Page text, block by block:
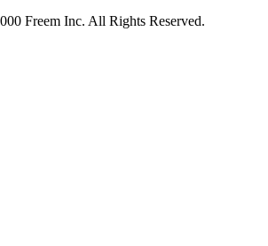
Freem Inc. All Rights Reserved.